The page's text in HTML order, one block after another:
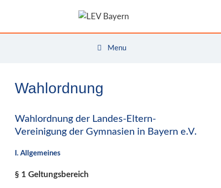
Menu
Wahlordnung
Wahlordnung der Landes-Eltern-
Vereinigung der Gymnasien in Bayern e.V.
I. Allgemeines
§ 1 Geltungsbereich